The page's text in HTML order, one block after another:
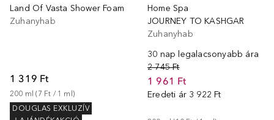
Land Of Vasta Shower Foam
Zuhanyhab
1 319 Ft
200 ml (7 Ft / 1 ml )
DOUGLAS EXKLUZÍV
Home Spa
JOURNEY TO KASHGAR
Zuhanyhab
30 nap legalacsonyabb ára
2 745 Ft
1 961 Ft
Eredeti ár 3 922 Ft